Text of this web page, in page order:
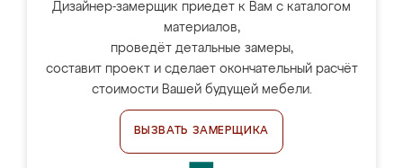
Дизайнер-замерщик приедет к Вам с каталогом
материалов,
проведёт детальные замеры,
составит проект и сделает окончательный расчёт
стоимости Вашей будущей мебели.
ВЫЗВАТЬ ЗАМЕРЩИКА